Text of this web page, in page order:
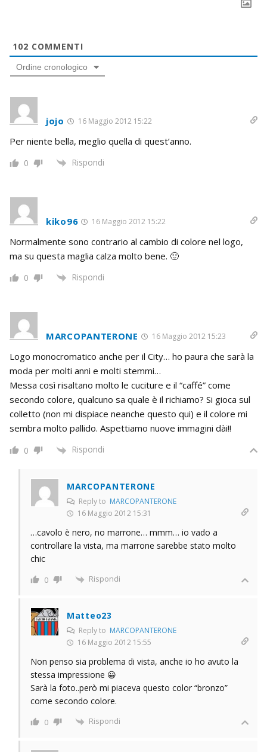
102 COMMENTI
Ordine cronologico
jojo 16 Maggio 2012 15:22
Per niente bella, meglio quella di quest’anno.
0 Rispondi
kiko96 16 Maggio 2012 15:22
Normalmente sono contrario al cambio di colore nel logo,
ma su questa maglia calza molto bene. 🙂
0 Rispondi
MARCOPANTERONE 16 Maggio 2012 15:23
Logo monocromatico anche per il City… ho paura che sarà la
moda per molti anni e molti stemmi…
Messa così risaltano molto le cuciture e il “caffé” come
secondo colore, qualcuno sa quale è il richiamo? Si gioca sul
colletto (non mi dispiace neanche questo qui) e il colore mi
sembra molto pallido. Aspettiamo nuove immagini dài!!
0 Rispondi
MARCOPANTERONE
Reply to MARCOPANTERONE
16 Maggio 2012 15:31
…cavolo è nero, no marrone… mmm… io vado a
controllare la vista, ma marrone sarebbe stato molto
chic
0 Rispondi
Matteo23
Reply to MARCOPANTERONE
16 Maggio 2012 15:55
Non penso sia problema di vista, anche io ho avuto la
stessa impressione 😀
Sarà la foto..però mi piaceva questo color “bronzo”
come secondo colore.
0 Rispondi